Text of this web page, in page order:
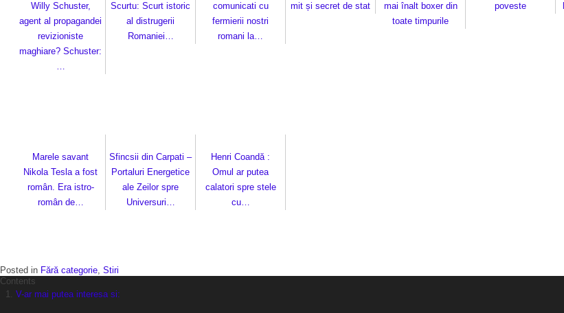
Willy Schuster,
agent al propagandei
revizioniste
maghiare? Schuster:
…
Scurtu: Scurt istoric
al distrugerii
Romaniei…
comunicati cu
fermierii nostri
romani la…
mit și secret de stat
mai înalt boxer din
toate timpurile
poveste
Marele savant
Nikola Tesla a fost
român. Era istro-
român de…
Sfincsii din Carpati –
Portaluri Energetice
ale Zeilor spre
Universuri…
Henri Coandă :
Omul ar putea
calatori spre stele
cu…
Posted in Fără categorie Stiri
Contents
V-ar mai putea interesa si: